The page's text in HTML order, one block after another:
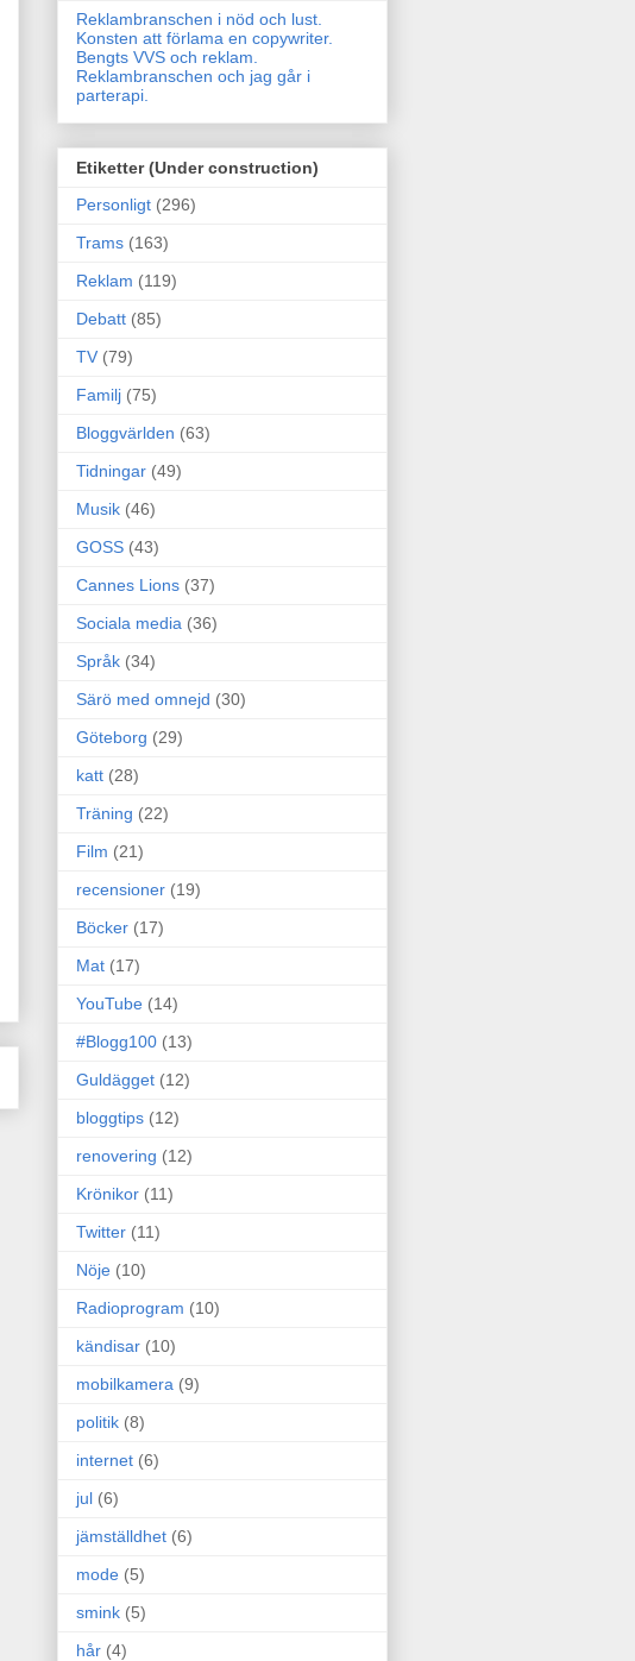
Reklambranschen i nöd och lust.
Konsten att förlama en copywriter.
Bengts VVS och reklam.
Reklambranschen och jag går i
parterapi.
Etiketter (Under construction)
Personligt (296)
Trams (163)
Reklam (119)
Debatt (85)
TV (79)
Familj (75)
Bloggvärlden (63)
Tidningar (49)
Musik (46)
GOSS (43)
Cannes Lions (37)
Sociala media (36)
Språk (34)
Särö med omnejd (30)
Göteborg (29)
katt (28)
Träning (22)
Film (21)
recensioner (19)
Böcker (17)
Mat (17)
YouTube (14)
#Blogg100 (13)
Guldägget (12)
bloggtips (12)
renovering (12)
Krönikor (11)
Twitter (11)
Nöje (10)
Radioprogram (10)
kändisar (10)
mobilkamera (9)
politik (8)
internet (6)
jul (6)
jämställdhet (6)
mode (5)
smink (5)
hår (4)